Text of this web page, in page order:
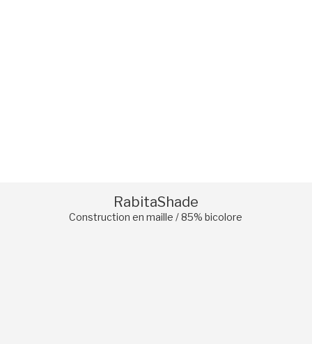
RabitaShade
Construction en maille / 85% bicolore